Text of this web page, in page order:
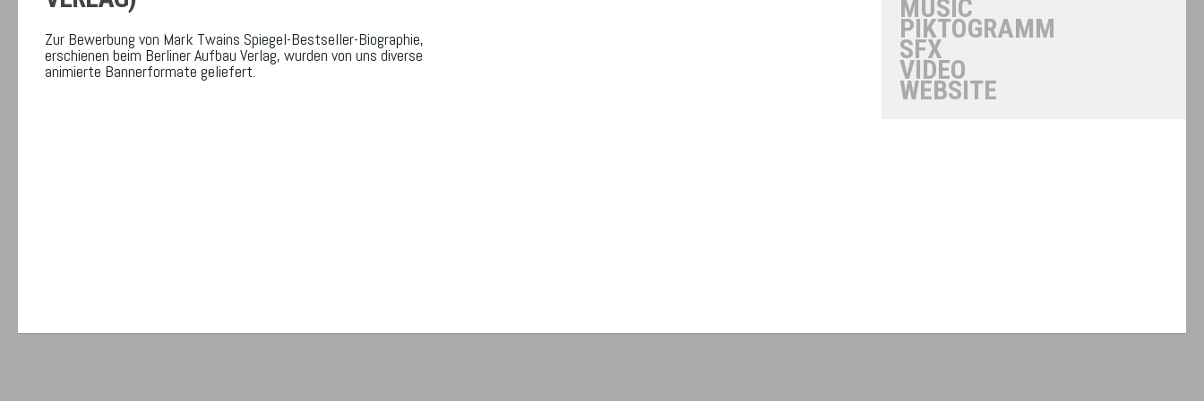
Zur Bewerbung von Mark Twains Spiegel-Bestseller-Biographie,
erschienen beim Berliner Aufbau Verlag, wurden von uns diverse
animierte Bannerformate geliefert.
MUSIC
PIKTOGRAMM
SFX
VIDEO
WEBSITE